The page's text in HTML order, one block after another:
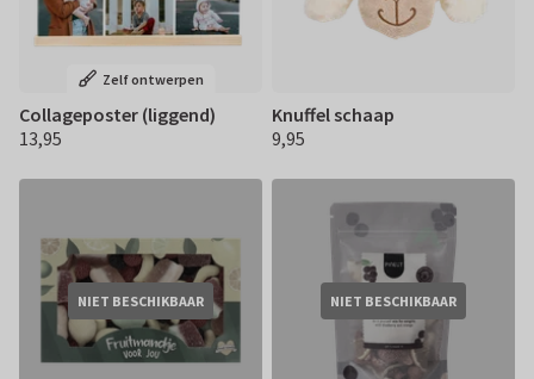
Zelf ontwerpen
Collageposter (liggend)
€ 13,95
13,95
Knuffel schaap
€ 9,95
9,95
NIET BESCHIKBAAR NIET BESCHIKBAAR